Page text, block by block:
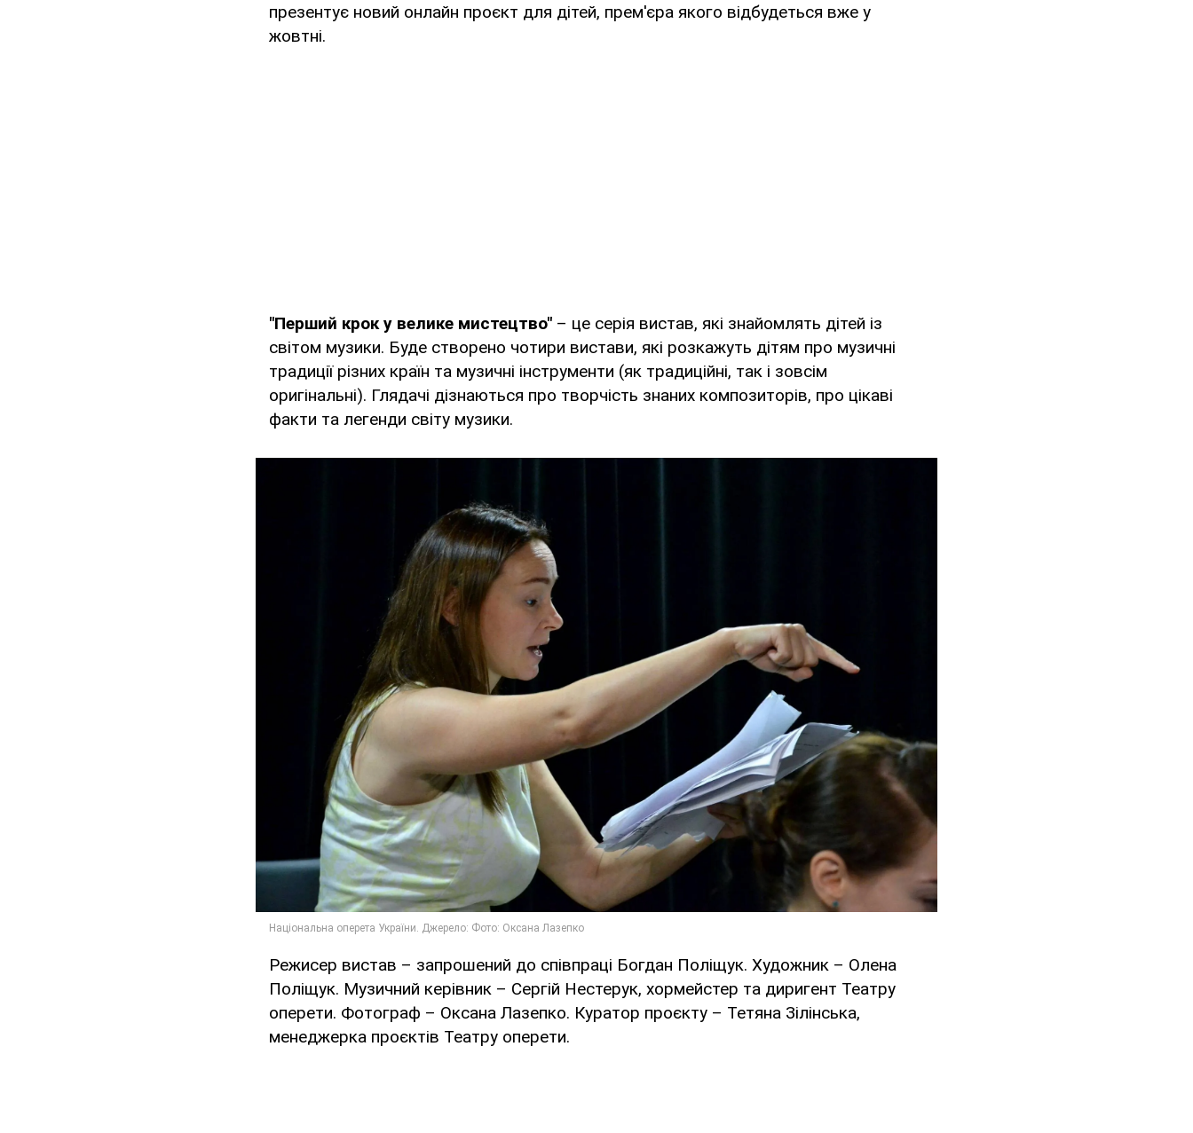
презентує новий онлайн проєкт для дітей, прем'єра якого відбудеться вже у
жовтні.
"Перший крок у велике мистецтво" – це серія вистав, які знайомлять дітей із
світом музики. Буде створено чотири вистави, які розкажуть дітям про музичні
традиції різних країн та музичні інструменти (як традиційні, так і зовсім
оригінальні). Глядачі дізнаються про творчість знаних композиторів, про цікаві
факти та легенди світу музики.
Режисер вистав – запрошений до співпраці Богдан Поліщук. Художник – Олена
Поліщук. Музичний керівник – Сергій Нестерук, хормейстер та диригент Театру
оперети. Фотограф – Оксана Лазепко. Куратор проєкту – Тетяна Зілінська,
менеджерка проєктів Театру оперети.